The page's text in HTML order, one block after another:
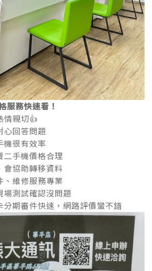
服務快速看！
親切👍
回答問題
很有效率
手機價格合理
協助轉移資料
維修服務專業
測試確認沒問題
期審件快速，網路評價蠻不錯